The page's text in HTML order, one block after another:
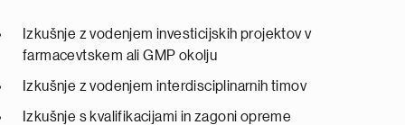
Izkušnje z vodenjem investicijskih projektov v
farmacevtskem ali GMP okolju
Izkušnje z vodenjem interdisciplinarnih timov
Izkušnje s kvalifikacijami in zagoni opreme